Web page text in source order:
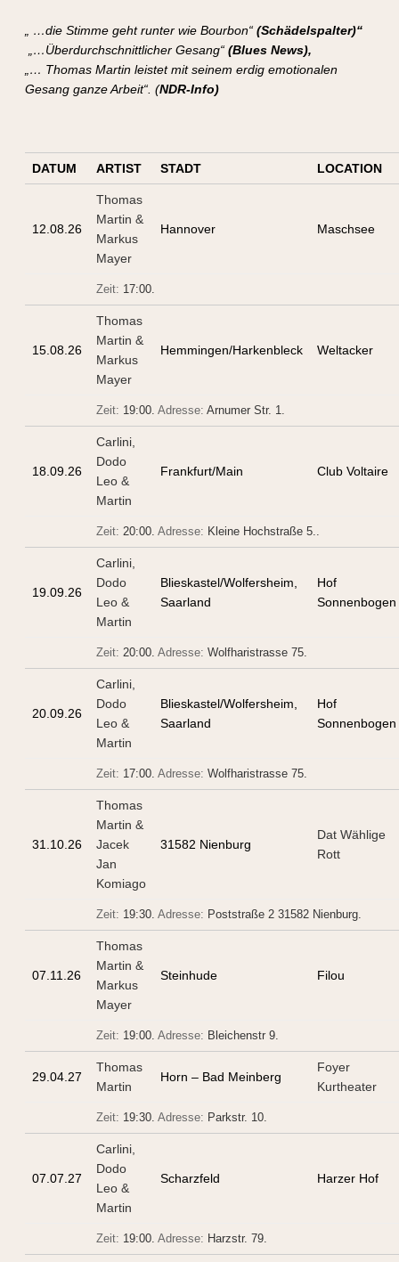
„ …die Stimme geht runter wie Bourbon“ (Schädelspalter)“
„…Überdurchschnittlicher Gesang“ (Blues News),
„… Thomas Martin leistet mit seinem erdig emotionalen
Gesang ganze Arbeit“. (NDR-Info)
DATUM ARTIST STADT LOCATION
12.08.26
Thomas
Martin &
Markus
Mayer
Hannover Maschsee
Zeit: 17:00.
15.08.26
Thomas
Martin &
Markus
Mayer
Hemmingen/Harkenbleck Weltacker
Zeit: 19:00. Adresse: Arnumer Str. 1
18.09.26
Carlini,
Dodo
Leo &
Martin
Frankfurt/Main Club Voltaire
Zeit: 20:00. Adresse: Kleine Hochstraße 5.
19.09.26
Carlini,
Dodo
Leo &
Martin
Blieskastel/Wolfersheim,
Saarland
Hof
Sonnenbogen
Zeit: 20:00. Adresse: Wolfharistrasse 75
20.09.26
Carlini,
Dodo
Leo &
Martin
Blieskastel/Wolfersheim,
Saarland
Hof
Sonnenbogen
Zeit: 17:00. Adresse: Wolfharistrasse 75
31.10.26
Thomas
Martin &
Jacek
Jan
Komiago
31582 Nienburg
Dat Wählige
Rott
Zeit: 19:30. Adresse: Poststraße 2 31582 Nienburg
07.11.26
Thomas
Martin &
Markus
Mayer
Steinhude Filou
Zeit: 19:00. Adresse: Bleichenstr 9
29.04.27
Thomas
Martin
Horn – Bad Meinberg
Foyer
Kurtheater
Zeit: 19:30. Adresse: Parkstr. 10
07.07.27
Carlini,
Dodo
Leo &
Martin
Scharzfeld Harzer Hof
Zeit: 19:00. Adresse: Harzstr. 79